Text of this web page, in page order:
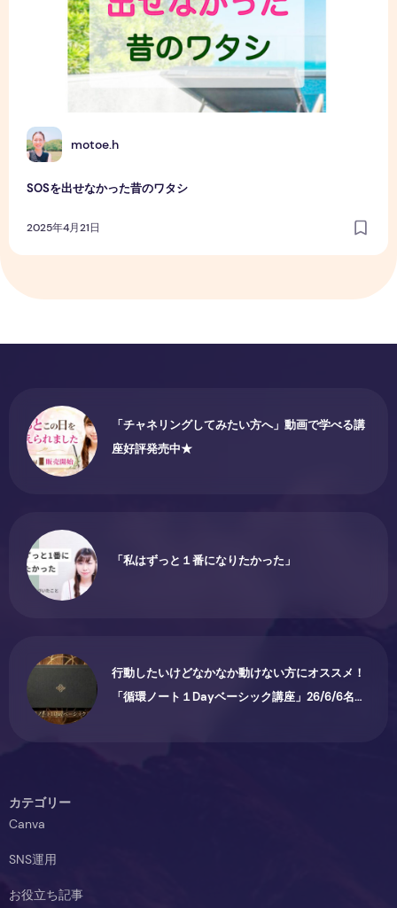
M motoe.h
SOSを出せなかった昔のワタシ
2025年4月21日
「チャネリングしてみたい方へ」動画で学べる講
座好評発売中★
「私はずっと１番になりたかった」
行動したいけどなかなか動けない方にオススメ！
「循環ノート１Dayベーシック講座」26/6/6名古
カテゴリー
Canva
SNS運用
お役立ち記事